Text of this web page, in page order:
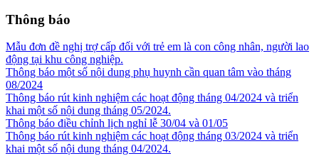
Thông báo
Mẫu đơn đề nghị trợ cấp đối với trẻ em là con công nhân, người lao
động tại khu công nghiệp.
Thông báo một số nội dung phụ huynh cần quan tâm vào tháng
08/2024
Thông báo rút kinh nghiệm các hoạt động tháng 04/2024 và triển
khai một số nội dung tháng 05/2024.
Thông báo điều chỉnh lịch nghỉ lễ 30/04 và 01/05
Thông báo rút kinh nghiệm các hoạt động tháng 03/2024 và triển
khai một số nội dung tháng 04/2024.